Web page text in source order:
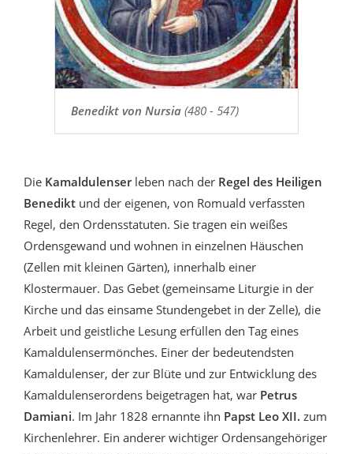
Benedikt von Nursia(480 - 547)
Die Kamaldulenserleben nach der Regel des Heiligen
Benedikt und der eigenen, von Romuald verfassten
Regel, den Ordensstatuten. Sie tragen ein weißes
Ordensgewand und wohnen in einzelnen Häuschen
(Zellen mit kleinen Gärten), innerhalb einer
Klostermauer. Das Gebet (gemeinsame Liturgie in der
Kirche und das einsame Stundengebet in der Zelle), die
Arbeit und geistliche Lesung erfüllen den Tag eines
Kamaldulensermönches. Einer der bedeutendsten
Kamaldulenser, der zur Blüte und zur Entwicklung des
Kamaldulenserordens beigetragen hat, war Petrus
Damiani. Im Jahr 1828 ernannte ihn Papst Leo XII. zum
Kirchenlehrer. Ein anderer wichtiger Ordensangehöriger